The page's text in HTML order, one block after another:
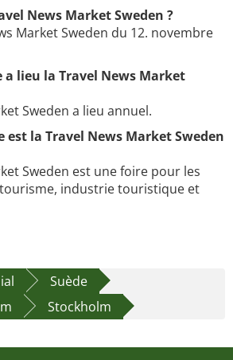
News Market Sweden ?
Market Sweden du 12. novembre
a lieu la Travel News Market
Sweden a lieu annuel.
est la Travel News Market Sweden
Sweden est une foire pour les
industrie touristique et
Suède
Stockholm